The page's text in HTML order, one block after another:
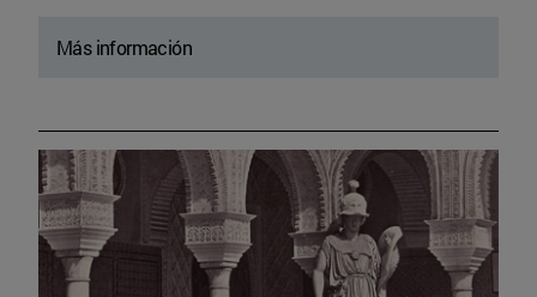
Más información